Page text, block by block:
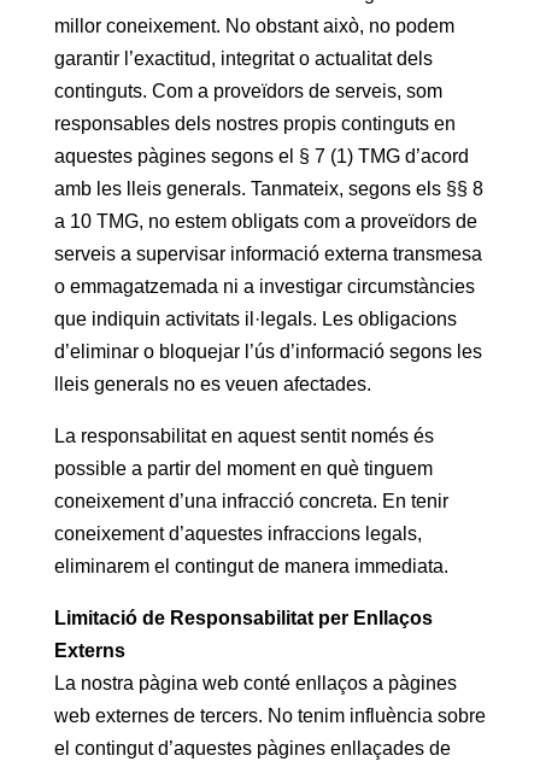
millor coneixement. No obstant això, no podem
garantir l’exactitud, integritat o actualitat dels
continguts. Com a proveïdors de serveis, som
responsables dels nostres propis continguts en
aquestes pàgines segons el § 7 (1) TMG d’acord
amb les lleis generals. Tanmateix, segons els §§ 8
a 10 TMG, no estem obligats com a proveïdors de
serveis a supervisar informació externa transmesa
o emmagatzemada ni a investigar circumstàncies
que indiquin activitats il·legals. Les obligacions
d’eliminar o bloquejar l’ús d’informació segons les
lleis generals no es veuen afectades.
La responsabilitat en aquest sentit només és
possible a partir del moment en què tinguem
coneixement d’una infracció concreta. En tenir
coneixement d’aquestes infraccions legals,
eliminarem el contingut de manera immediata.
Limitació de Responsabilitat per Enllaços
Externs
La nostra pàgina web conté enllaços a pàgines
web externes de tercers. No tenim influència sobre
el contingut d’aquestes pàgines enllaçades de